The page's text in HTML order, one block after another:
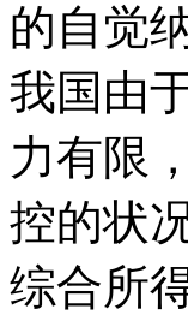
的自觉
我国由
力有限
控的状
综合所